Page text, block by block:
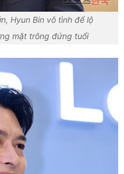
Hyun Bin vô tình để lộ
mặt trông đứng tuổi